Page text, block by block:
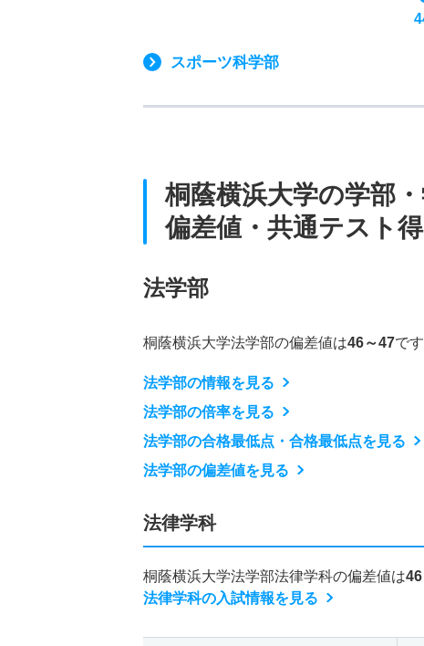
スポーツ科学部
桐蔭横浜大学の学部
偏差値・共通テスト
法学部
桐蔭横浜大学法学部の偏差値は46～47です
法学部の情報を見る
法学部の倍率を見る
法学部の合格最低点・合格最低点を見る
法学部の偏差値を見る
法律学科
桐蔭横浜大学法学部法律学科の偏差値は
法律学科の入試情報を見る